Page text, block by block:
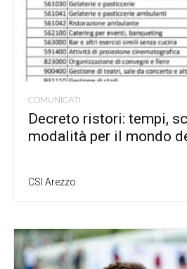
COMUNICATI
Decreto ristori: tempi,
modalità per il mondo
CSI Arezzo